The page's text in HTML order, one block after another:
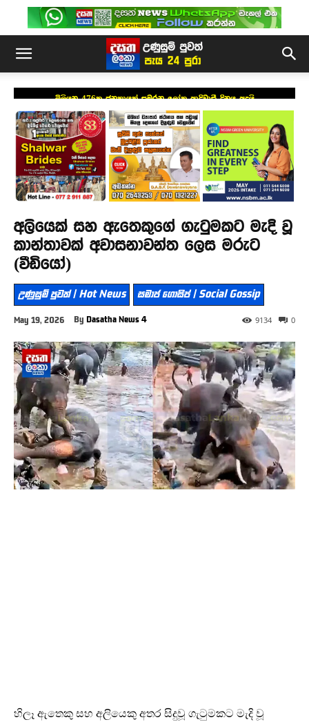
මිලියන 476ක ජනකායක් සමරන ලෝක ආදිවාසී දිනය අදයි
අලියෙක් සහ ඇතෙකුගේ ගැටුමකට මැදි වූ
කාන්තාවක් අවාසනාවන්ත ලෙස මරුට
(වීඩියෝ)
උණුසුම් පුවත් | Hot News සමාජ ගොසිප් | Social Gossip
May 19, 2026 By Dasatha News 4 0
9134
හිලෑ ඇතෙකු සහ අලියෙකු අතර සිදුවූ ගැටුමකට මැදි වූ